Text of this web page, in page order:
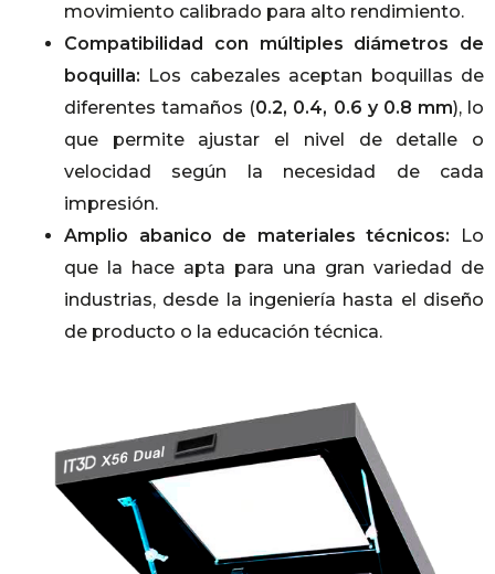
movimiento calibrado para alto rendimiento.
Compatibilidad con múltiples diámetros de
boquilla: Los cabezales aceptan boquillas de
diferentes tamaños (0.2, 0.4, 0.6 y 0.8 mm), lo
que permite ajustar el nivel de detalle o
velocidad según la necesidad de cada
impresión.
Amplio abanico de materiales técnicos: Lo
que la hace apta para una gran variedad de
industrias, desde la ingeniería hasta el diseño
de producto o la educación técnica.